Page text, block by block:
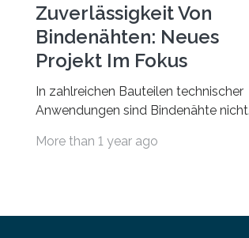
Zuverlässigkeit Von
Bindenähten: Neues
Projekt Im Fokus
In zahlreichen Bauteilen technischer
Anwendungen sind Bindenähte nicht
bei Rezyklaten aufgrund der
More than 1 year ago